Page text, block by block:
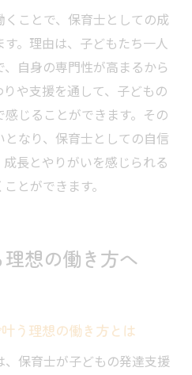
ことで、保育士としての成
。理由は、子どもたち一人
自身の専門性が高まるから
や支援を通して、子どもの
じることができます。その
なり、保育士としての自信
長とやりがいを感じられる
とができます。
想の働き方へ
う理想の働き方とは
保育士が子どもの発達支援